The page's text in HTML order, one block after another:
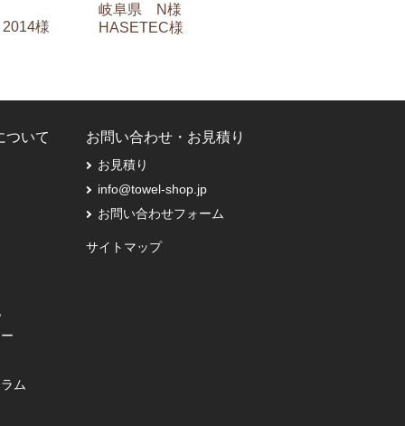
様
岐阜県 N様
HASETEC様
ついて
ム
お問い合わせ・お見積り
お見積り
info@towel-shop.jp
お問い合わせフォーム
サイトマップ